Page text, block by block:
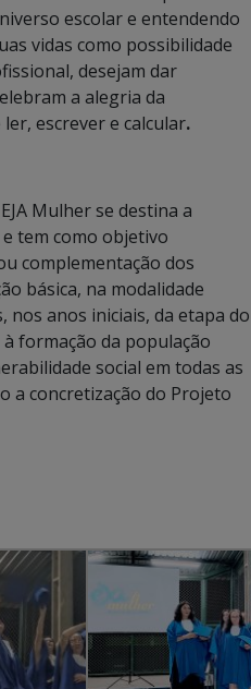
escolar e entendendo
vidas como possibilidade
desejam dar
a alegria da
escrever e calcular.
Mulher se destina a
tem como objetivo
complementação dos
básica, na modalidade
nos anos iniciais, da etapa do
formação da população
social em todas as
a concretização do Projeto